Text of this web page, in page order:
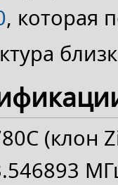
, которая
(клон